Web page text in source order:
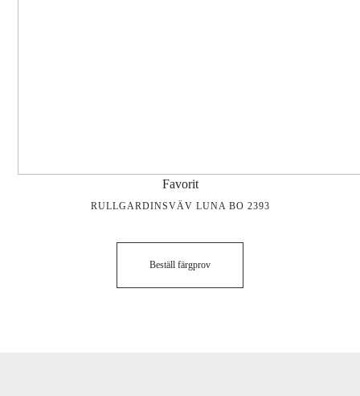
Favorit
RULLGARDINSVÄV LUNA BO 2393
Beställ färgprov